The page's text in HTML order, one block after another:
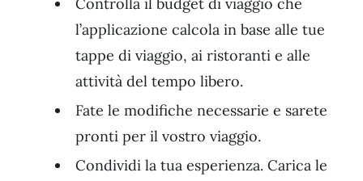
Controlla il budget di viaggio che
l’applicazione calcola in base alle tue
tappe di viaggio, ai ristoranti e alle
attività del tempo libero.
Fate le modifiche necessarie e sarete
pronti per il vostro viaggio.
Condividi la tua esperienza. Carica le